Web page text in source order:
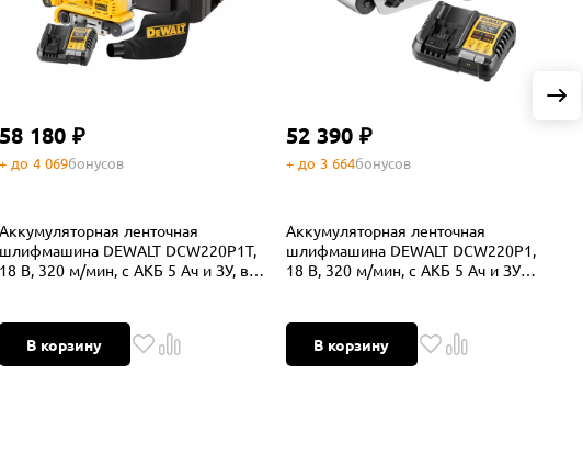
58 180 ₽
+ до 4 069бонусов
Аккумуляторная ленточная
шлифмашина DEWALT DCW220P1T,
18 В, 320 м/мин, с АКБ 5 Ач и ЗУ, в
В корзину
52 390 ₽
+ до 3 664бонусов
Аккумуляторная ленточная
шлифмашина DEWALT DCW220P1,
18 В, 320 м/мин, с АКБ 5 Ач и ЗУ
В корзину